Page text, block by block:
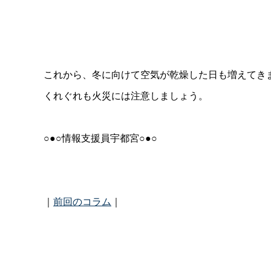
これから、冬に向けて空気が乾燥した日も増えてき
くれぐれも火災には注意しましょう。
○●○情報支援員宇都宮○●○
｜ 前回のコラム ｜